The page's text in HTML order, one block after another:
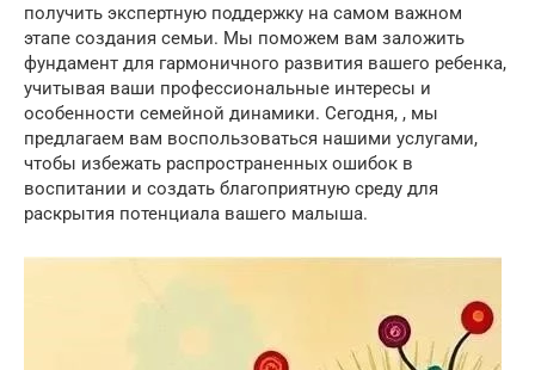
получить экспертную поддержку на самом важном
этапе создания семьи. Мы поможем вам заложить
фундамент для гармоничного развития вашего ребенка,
учитывая ваши профессиональные интересы и
особенности семейной динамики. Сегодня, , мы
предлагаем вам воспользоваться нашими услугами,
чтобы избежать распространенных ошибок в
воспитании и создать благоприятную среду для
раскрытия потенциала вашего малыша.